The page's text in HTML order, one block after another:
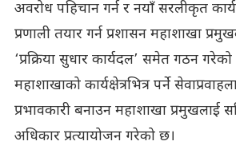
अवरोध पहिचान गर्न र नयाँ सरलीकृत
प्रणाली तयार गर्न प्रशासन महाशाखा
‘प्रक्रिया सुधार कार्यदल’ समेत गठन
महाशाखाको कार्यक्षेत्रभित्र पर्ने
प्रभावकारी बनाउन महाशाखा प्रमुखलाई
अधिकार प्रत्यायोजन गरेको छ।